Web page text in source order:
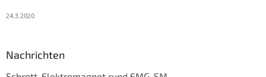
24.3.2020
Nachrichten